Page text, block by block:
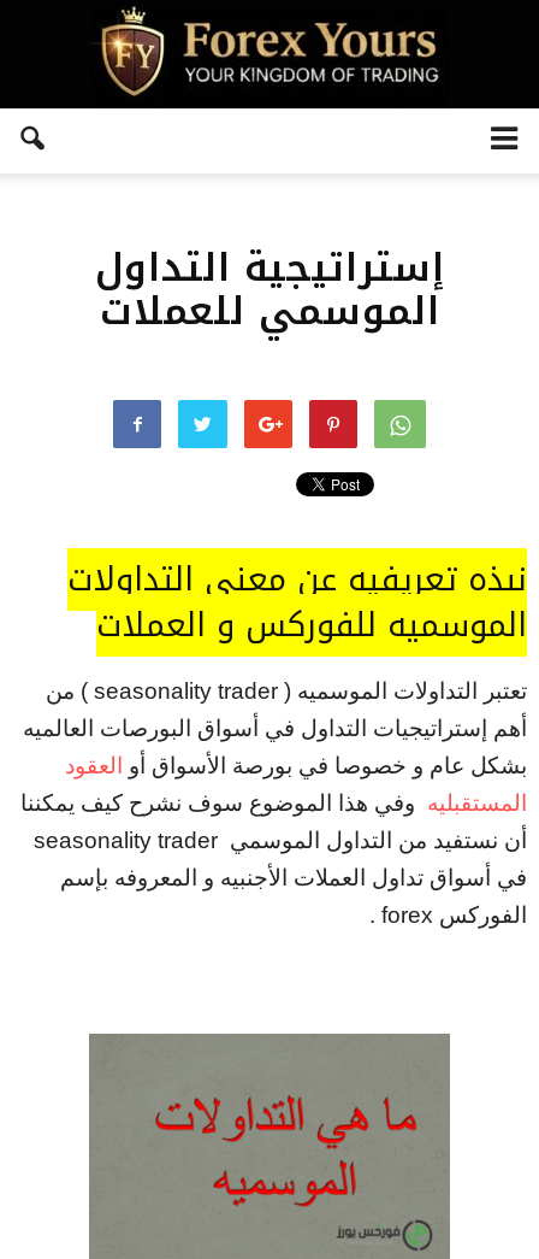
إستراتيجية التداول
الموسمي للعملات
نبذه تعريفيه عن معنى التداولات
الموسميه للفوركس و العملات
تعتبر التداولات الموسميه ( seasonality trader ) من
أهم إستراتيجيات التداول في أسواق البورصات العالميه
بشكل عام و خصوصا في بورصة الأسواق أو
العقود
المستقبليه وفي هذا الموضوع سوف نشرح كيف يمكننا
أن نستفيد من التداول الموسمي seasonality trader
في أسواق تداول العملات الأجنبيه و المعروفه بإسم
الفوركس forex .